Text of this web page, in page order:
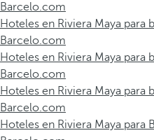
Barcelo.com
Hoteles en Riviera Maya
Barcelo.com
Hoteles en Riviera Maya para
Barcelo.com
Hoteles en Riviera Maya para
Barcelo.com
Hoteles en Riviera Maya para